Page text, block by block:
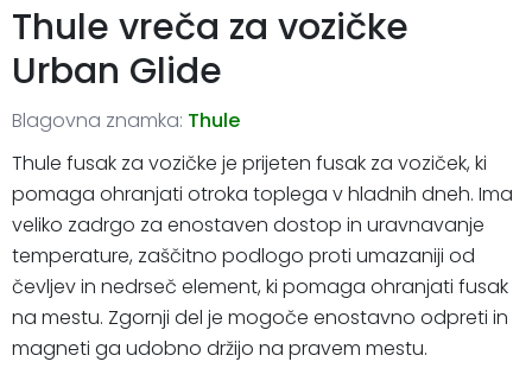
Thule vreča za vozičke
Urban Glide
Blagovna znamka: Thule
Thule fusak za vozičke je prijeten fusak za voziček, ki
pomaga ohranjati otroka toplega v hladnih dneh. Ima
veliko zadrgo za enostaven dostop in uravnavanje
temperature, zaščitno podlogo proti umazaniji od
čevljev in nedrseč element, ki pomaga ohranjati fusak
na mestu. Zgornji del je mogoče enostavno odpreti in
magneti ga udobno držijo na pravem mestu.